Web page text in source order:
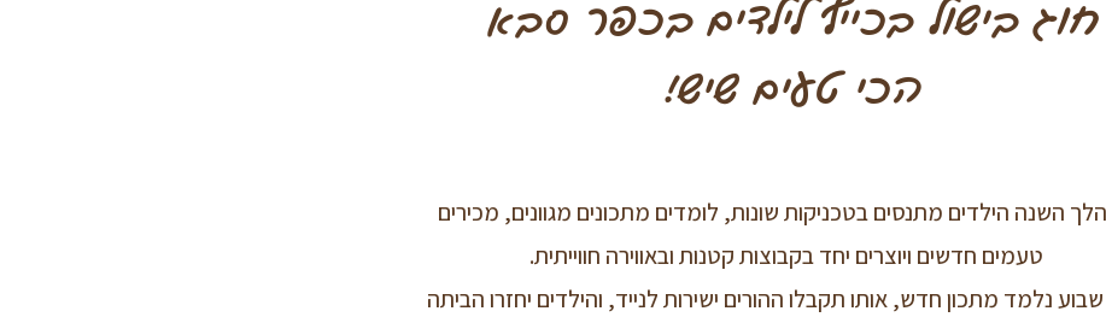
חוג בישול בכייף לילדים בכפר סבא
הכי טעים שיש!
השנה הילדים מתנסים בטכניקות שונות, לומדים מתכונים מגוונים, מכירים
טעמים חדשים ויוצרים יחד בקבוצות קטנות ובאווירה חווייתית.
נלמד מתכון חדש, אותו תקבלו ההורים ישירות לנייד, והילדים יחזרו הביתה